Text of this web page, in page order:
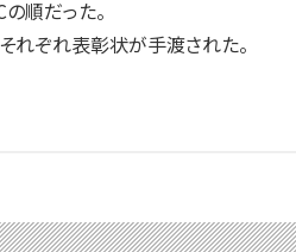
順だった。
れぞれ表彰状が手渡された。